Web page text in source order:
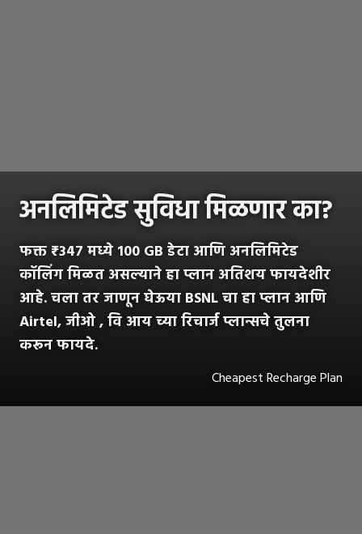
अनलिमिटेड सुविधा मिळणार का?
फक्त ₹347 मध्ये 100 GB डेटा आणि अनलिमिटेड
कॉलिंग मिळत असल्याने हा प्लान अतिशय फायदेशीर
आहे. चला तर जाणून घेऊया BSNL चा हा प्लान आणि
Airtel, जीओ , वि आय च्या रिचार्ज प्लान्सचे तुलना
करून फायदे.
Cheapest Recharge Plan